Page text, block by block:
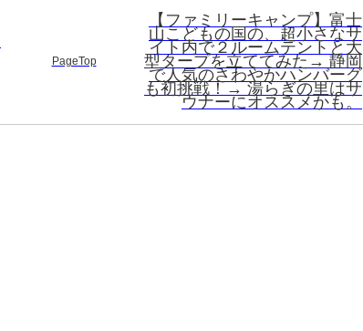
PageTop
【ファミリーキャンプ】富士
山こどもの国の、超小さなサ
イト内で２ルームテントと大
型タープを立ててみた→ 静岡
で人気のさわやかハンバーグ
も初挑戦！→ 湯らぎの里はサ
ウナーにオススメかも。